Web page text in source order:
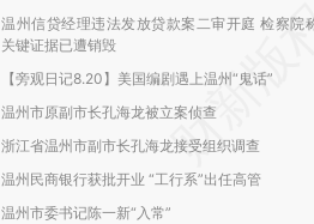
温州信贷经理违法发放贷款案二审开庭 检察院
关键证据已遭销毁
【旁观日记8.20】美国编剧遇上温州“鬼话”
温州市原副市长孔海龙被立案侦查
浙江省温州市副市长孔海龙接受组织调查
温州民商银行获批开业 “工行系”出任高管
温州市委书记陈一新“入常”